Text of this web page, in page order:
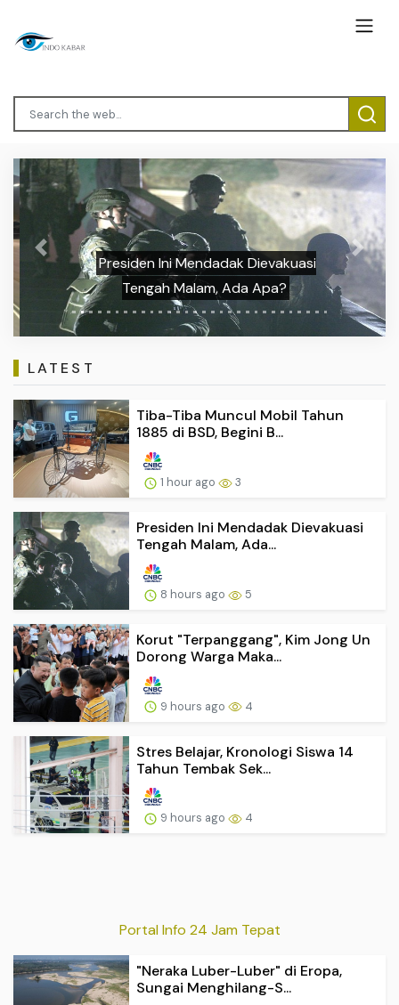
Presiden Ini Mendadak Dievakuasi
Tengah Malam, Ada Apa?
Previous Next
LATEST
Tiba-Tiba Muncul Mobil Tahun
1885 di BSD, Begini B...
1 hour ago 3
Presiden Ini Mendadak Dievakuasi
Tengah Malam, Ada...
8 hours ago 5
Korut "Terpanggang", Kim Jong Un
Dorong Warga Maka...
9 hours ago 4
Stres Belajar, Kronologi Siswa 14
Tahun Tembak Sek...
9 hours ago 4
Portal Info 24 Jam Tepat
"Neraka Luber-Luber" di Eropa,
Sungai Menghilang-S...